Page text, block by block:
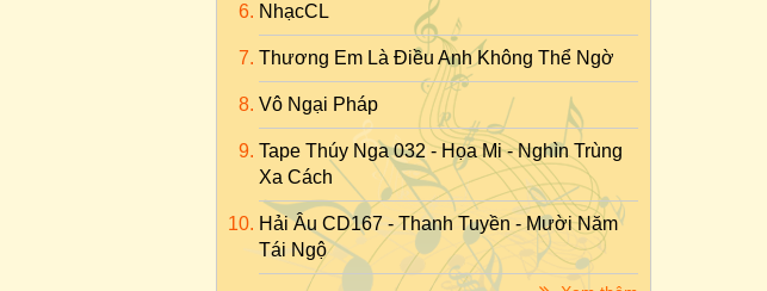
NhạcCL
Thương Em Là Điều Anh Không Thể Ngờ
Vô Ngại Pháp
Tape Thúy Nga 032 - Họa Mi - Nghìn Trùng
Xa Cách
Hải Âu CD167 - Thanh Tuyền - Mười Năm
Tái Ngộ